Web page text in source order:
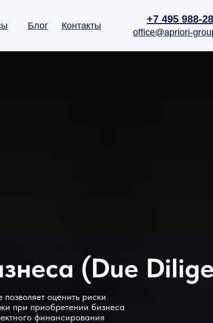
Блог Контакты
office@apriori-
+7 495 988-
(Due
оценить риски
при приобретении бизнеса
финансирования